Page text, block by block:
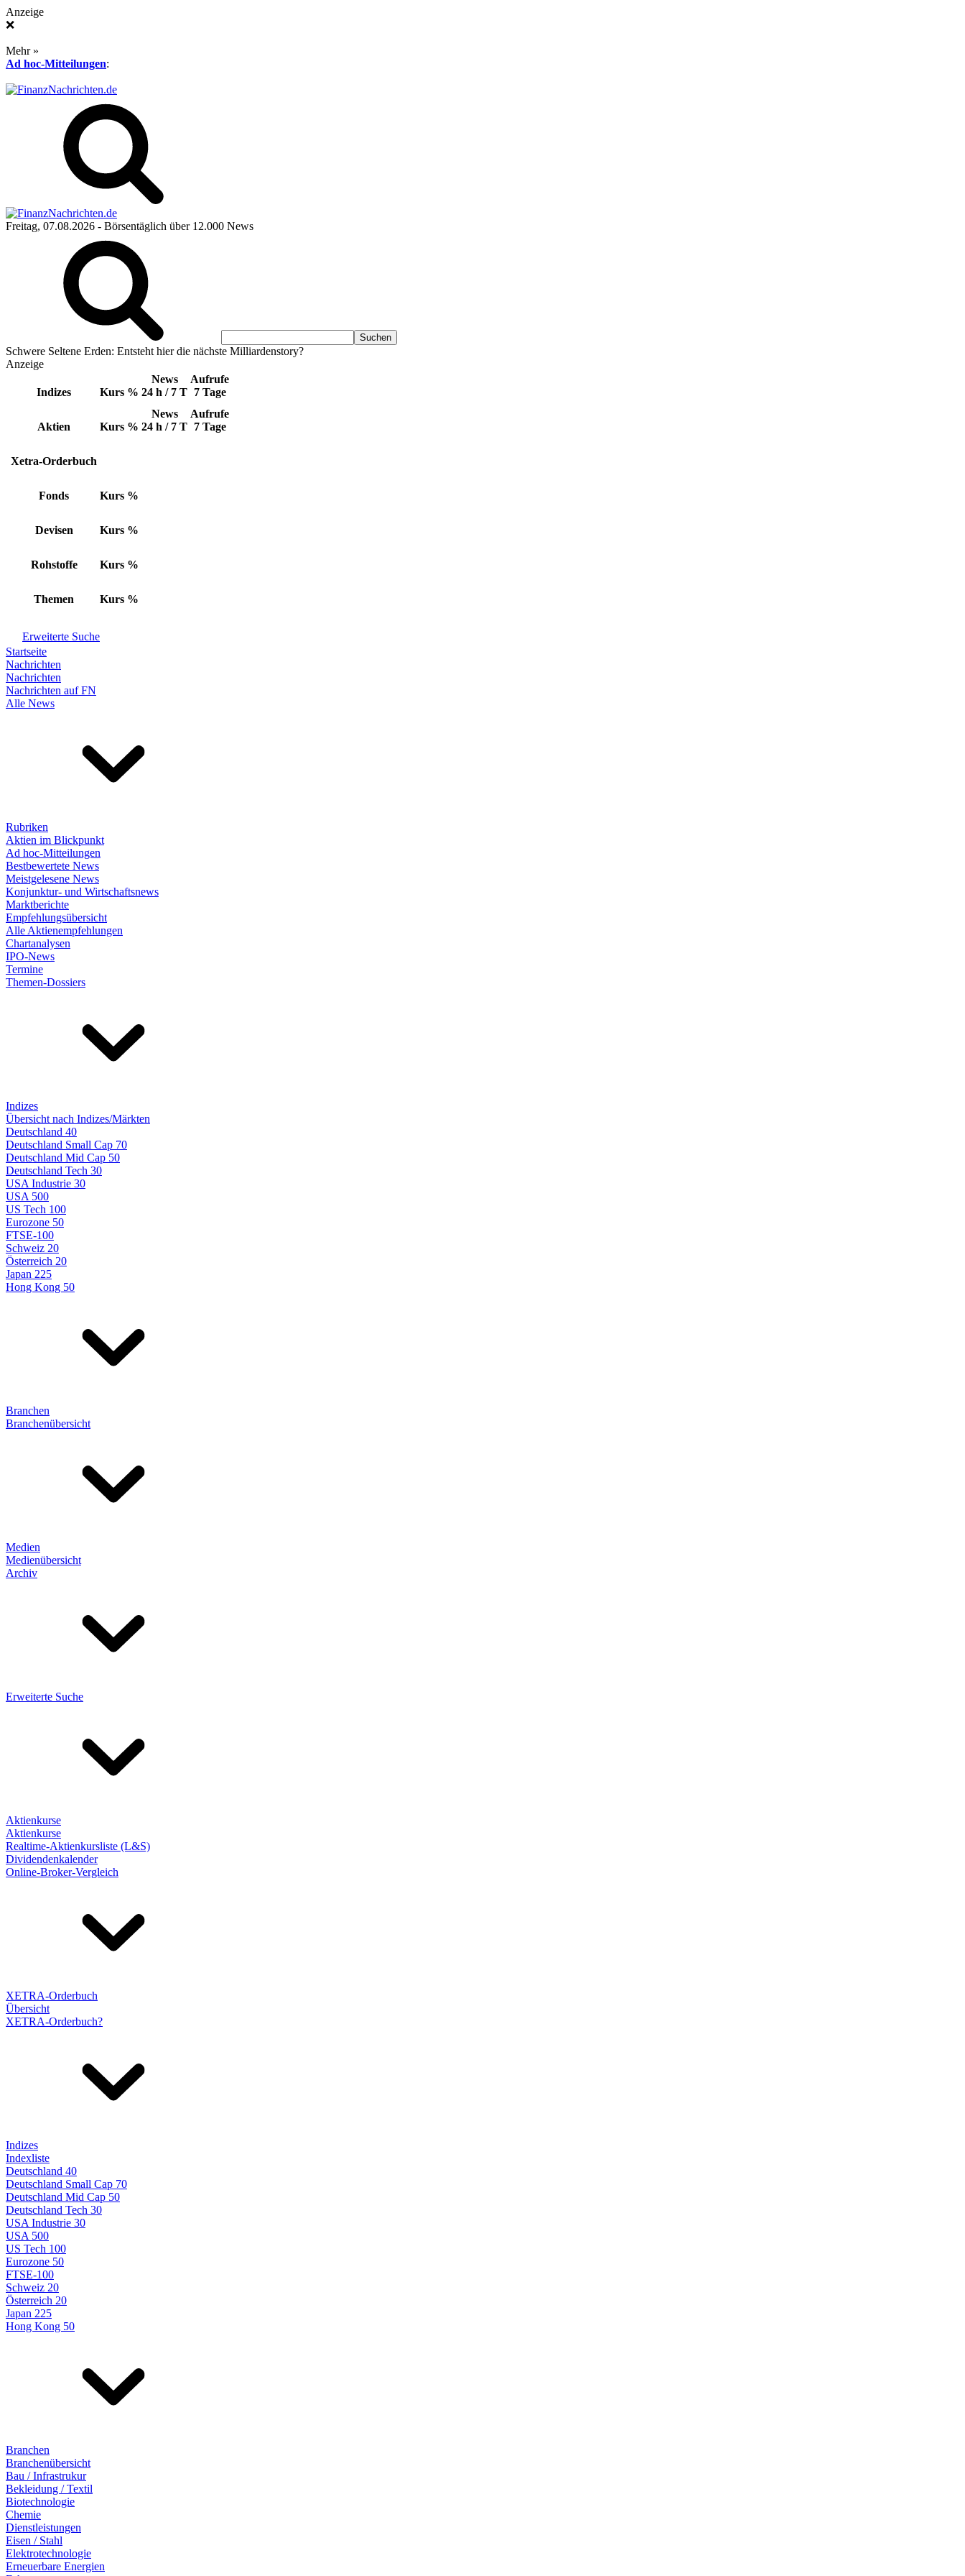
Anzeige
❌
Mehr »
Ad hoc-Mitteilungen:
Freitag, 07.08.2026 - Börsentäglich über 12.000 News
Schwere Seltene Erden: Entsteht hier die nächste Milliardenstory?
Anzeige
Indizes Kurs %
News
24 h / 7 T
Aufrufe
7 Tage
Aktien Kurs %
News
24 h / 7 T
Aufrufe
7 Tage
Xetra-Orderbuch
Fonds Kurs %
Devisen Kurs %
Rohstoffe Kurs %
Themen Kurs %
Erweiterte Suche
Startseite
Nachrichten
Nachrichten
Nachrichten auf FN
Alle News
Rubriken
Aktien im Blickpunkt
Ad hoc-Mitteilungen
Bestbewertete News
Meistgelesene News
Konjunktur- und Wirtschaftsnews
Marktberichte
Empfehlungsübersicht
Alle Aktienempfehlungen
Chartanalysen
IPO-News
Termine
Themen-Dossiers
Indizes
Übersicht nach Indizes/Märkten
Deutschland 40
Deutschland Small Cap 70
Deutschland Mid Cap 50
Deutschland Tech 30
USA Industrie 30
USA 500
US Tech 100
Eurozone 50
FTSE-100
Schweiz 20
Österreich 20
Japan 225
Hong Kong 50
Branchen
Branchenübersicht
Medien
Medienübersicht
Archiv
Erweiterte Suche
Aktienkurse
Aktienkurse
Realtime-Aktienkursliste (L&S)
Dividendenkalender
Online-Broker-Vergleich
XETRA-Orderbuch
Übersicht
XETRA-Orderbuch?
Indizes
Indexliste
Deutschland 40
Deutschland Small Cap 70
Deutschland Mid Cap 50
Deutschland Tech 30
USA Industrie 30
USA 500
US Tech 100
Eurozone 50
FTSE-100
Schweiz 20
Österreich 20
Japan 225
Hong Kong 50
Branchen
Branchenübersicht
Bau / Infrastrukur
Bekleidung / Textil
Biotechnologie
Chemie
Dienstleistungen
Eisen / Stahl
Elektrotechnologie
Erneuerbare Energien